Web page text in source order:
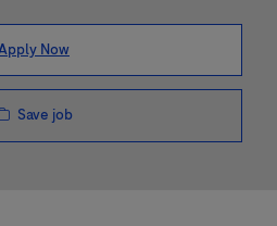
Now
Save job